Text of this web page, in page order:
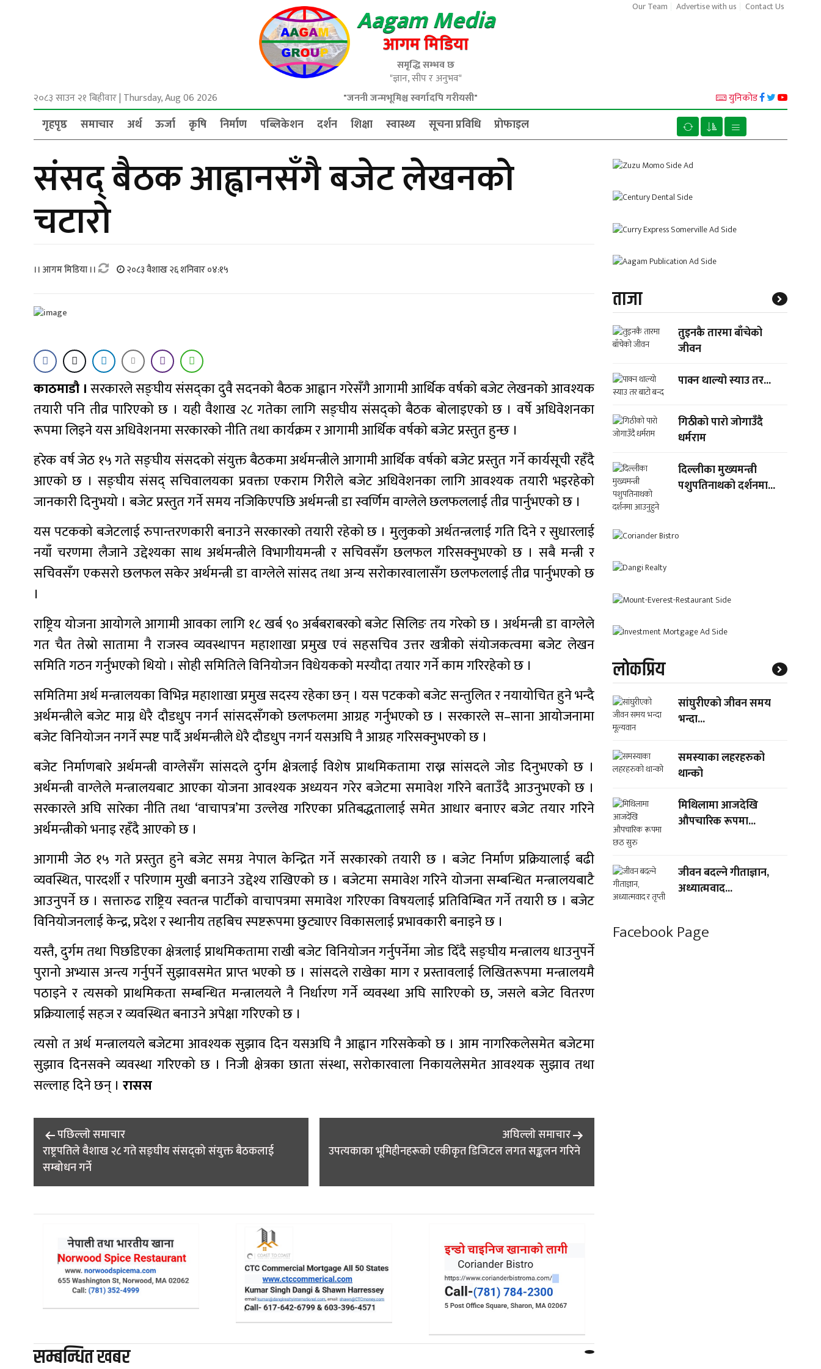
Aagam Media
आगम मिडिया
समृद्धि सम्भव छ
"ज्ञान, सीप र अनुभव"
Our Team Advertise with us Contact Us
२०८३ साउन २१ बिहीवार| Thursday, Aug 06 2026 "जननी जन्मभूमिश्च स्वर्गादपि गरीयसी" युनिकाेड
गृहपृष्ठ समाचार अर्थ ऊर्जा कृषि निर्माण पब्लिकेशन दर्शन शिक्षा स्वास्थ्य सूचना प्रविधि प्राेफाइल
संसद् बैठक आह्वानसँगै बजेट लेखनको
चटारो
।। आगम मिडिया ।। २०८३ वैशाख २६ शनिवार ०४:१५
काठमाडौ ।सरकारले सङ्घीय संसद्का दुवै सदनको बैठक आह्वान गरेसँगै आगामी आर्थिक वर्षको बजेट लेखनको आवश्यक
तयारी पनि तीव्र पारिएको छ । यही वैशाख २८ गतेका लागि सङ्घीय संसद्को बैठक बोलाइएको छ । वर्षे अधिवेशनका
रूपमा लिइने यस अधिवेशनमा सरकारको नीति तथा कार्यक्रम र आगामी आर्थिक वर्षको बजेट प्रस्तुत हुन्छ ।
हरेक वर्ष जेठ १५ गते सङ्घीय संसदको संयुक्त बैठकमा अर्थमन्त्रीले आगामी आर्थिक वर्षको बजेट प्रस्तुत गर्ने कार्यसूची रहँदै
आएको छ । सङ्घीय संसद् सचिवालयका प्रवक्ता एकराम गिरीले बजेट अधिवेशनका लागि आवश्यक तयारी भइरहेको
जानकारी दिनुभयो । बजेट प्रस्तुत गर्ने समय नजिकिएपछि अर्थमन्त्री डा स्वर्णिम वाग्लेले छलफललाई तीव्र पार्नुभएको छ ।
यस पटकको बजेटलाई रुपान्तरणकारी बनाउने सरकारको तयारी रहेको छ । मुलुकको अर्थतन्त्रलाई गति दिने र सुधारलाई
नयाँ चरणमा लैजाने उद्देश्यका साथ अर्थमन्त्रीले विभागीयमन्त्री र सचिवसँग छलफल गरिसक्नुभएको छ । सबै मन्त्री र
सचिवसँग एकसरो छलफल सकेर अर्थमन्त्री डा वाग्लेले सांसद तथा अन्य सरोकारवालासँग छलफललाई तीव्र पार्नुभएको छ
।
राष्ट्रिय योजना आयोगले आगामी आवका लागि १८ खर्ब ९० अर्बबराबरको बजेट सिलिङ तय गरेको छ । अर्थमन्त्री डा वाग्लेले
गत चैत तेस्रो सातामा नै राजस्व व्यवस्थापन महाशाखा प्रमुख एवं सहसचिव उत्तर खत्रीको संयोजकत्वमा बजेट लेखन
समिति गठन गर्नुभएको थियो । सोही समितिले विनियोजन विधेयकको मस्यौदा तयार गर्ने काम गरिरहेको छ ।
समितिमा अर्थ मन्त्रालयका विभिन्न महाशाखा प्रमुख सदस्य रहेका छन् । यस पटकको बजेट सन्तुलित र नयायोचित हुने भन्दै
अर्थमन्त्रीले बजेट माग्न धेरै दौडधुप नगर्न सांसदसँगको छलफलमा आग्रह गर्नुभएको छ । सरकारले स–साना आयोजनामा
बजेट विनियोजन नगर्ने स्पष्ट पार्दै अर्थमन्त्रीले धेरै दौडधुप नगर्न यसअघि नै आग्रह गरिसक्नुभएको छ ।
बजेट निर्माणबारे अर्थमन्त्री वाग्लेसँग सांसदले दुर्गम क्षेत्रलाई विशेष प्राथमिकतामा राख्न सांसदले जोड दिनुभएको छ ।
अर्थमन्त्री वाग्लेले मन्त्रालयबाट आएका योजना आवश्यक अध्ययन गरेर बजेटमा समावेश गरिने बताउँदै आउनुभएको छ ।
सरकारले अघि सारेका नीति तथा ‘वाचापत्र’मा उल्लेख गरिएका प्रतिबद्धतालाई समेत आधार बनाएर बजेट तयार गरिने
अर्थमन्त्रीको भनाइ रहँदै आएको छ ।
आगामी जेठ १५ गते प्रस्तुत हुने बजेट समग्र नेपाल केन्द्रित गर्ने सरकारको तयारी छ । बजेट निर्माण प्रक्रियालाई बढी
व्यवस्थित, पारदर्शी र परिणाम मुखी बनाउने उद्देश्य राखिएको छ । बजेटमा समावेश गरिने योजना सम्बन्धित मन्त्रालयबाटै
आउनुपर्ने छ । सत्तारुढ राष्ट्रिय स्वतन्त्र पार्टीको वाचापत्रमा समावेश गरिएका विषयलाई प्रतिविम्बित गर्ने तयारी छ । बजेट
विनियोजनलाई केन्द्र, प्रदेश र स्थानीय तहबिच स्पष्टरूपमा छुट्याएर विकासलाई प्रभावकारी बनाइने छ ।
यस्तै, दुर्गम तथा पिछडिएका क्षेत्रलाई प्राथमिकतामा राखी बजेट विनियोजन गर्नुपर्नेमा जोड दिँदै सङ्घीय मन्त्रालय धाउनुपर्ने
पुरानो अभ्यास अन्त्य गर्नुपर्ने सुझावसमेत प्राप्त भएको छ । सांसदले राखेका माग र प्रस्तावलाई लिखितरूपमा मन्त्रालयमै
पठाइने र त्यसको प्राथमिकता सम्बन्धित मन्त्रालयले नै निर्धारण गर्ने व्यवस्था अघि सारिएको छ, जसले बजेट वितरण
प्रक्रियालाई सहज र व्यवस्थित बनाउने अपेक्षा गरिएको छ ।
त्यसो त अर्थ मन्त्रालयले बजेटमा आवश्यक सुझाव दिन यसअघि नै आह्वान गरिसकेको छ । आम नागरिकलेसमेत बजेटमा
सुझाव दिनसक्ने व्यवस्था गरिएको छ । निजी क्षेत्रका छाता संस्था, सरोकारवाला निकायलेसमेत आवश्यक सुझाव तथा
सल्लाह दिने छन् । रासस
Post
navigation
पछिल्लाे समाचार
राष्ट्रपतिले वैशाख २८ गते सङ्घीय संसद्को संयुक्त बैठकलाई
सम्बोधन गर्ने
अघिल्लाे समाचार
उपत्यकाका भूमिहीनहरूको एकीकृत डिजिटल लगत सङ्कलन गरिने
सम्बन्धित खबर
ताजा
तुइनकै तारमा बाँचेको
जीवन
पाक्न थाल्यो स्याउ तर...
गिठीको पारो जोगाउँदै
धर्मराम
दिल्लीका मुख्यमन्त्री
पशुपतिनाथको दर्शनमा...
लाेकप्रिय
सांघुरीएको जीवन समय
भन्दा...
समस्याका लहरहरुको
थान्को
मिथिलामा आजदेखि
औपचारिक रूपमा...
जीवन बदल्ने गीताज्ञान,
अध्यात्मवाद...
Facebook Page